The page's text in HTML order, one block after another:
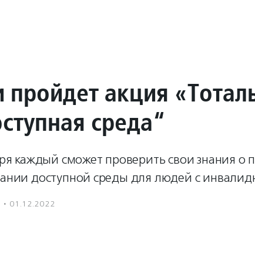
пройдет акция
среда“
каждый сможет проверить свои знания о
доступной среды для людей с
· 01.12.2022